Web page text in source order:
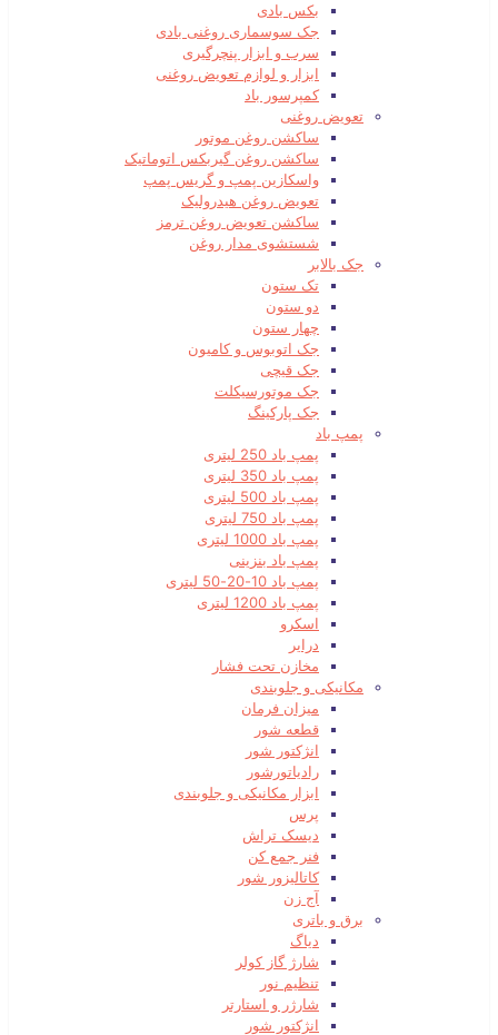
بکس بادی
جک سوسماری روغنی بادی
سرب و ابزار پنچرگیری
ابزار و لوازم تعویض روغنی
کمپرسور باد
تعویض روغنی
ساکشن روغن موتور
ساکشن روغن گیربکس اتوماتیک
واسکازین پمپ و گریس پمپ
تعویض روغن هیدرولیک
ساکشن تعویض روغن ترمز
شستشوی مدار روغن
جک بالابر
تک ستون
دو ستون
چهار ستون
جک اتوبوس و کامیون
جک قیچی
جک موتورسیکلت
جک پارکینگ
پمپ باد
پمپ باد 250 لیتری
پمپ باد 350 لیتری
پمپ باد 500 لیتری
پمپ باد 750 لیتری
پمپ باد 1000 لیتری
پمپ باد بنزینی
پمپ باد 10-20-50 لیتری
پمپ باد 1200 لیتری
اسکرو
درایر
مخازن تحت فشار
مکانیکی و جلوبندی
میزان فرمان
قطعه شور
انژکتور شور
رادیاتورشور
ابزار مکانیکی و جلوبندی
پرس
دیسک تراش
فنر جمع کن
کاتالیزور شور
آج زن
برق و باتری
دیاگ
شارژ گاز کولر
تنظیم نور
شارژر و استارتر
انژکتور شور